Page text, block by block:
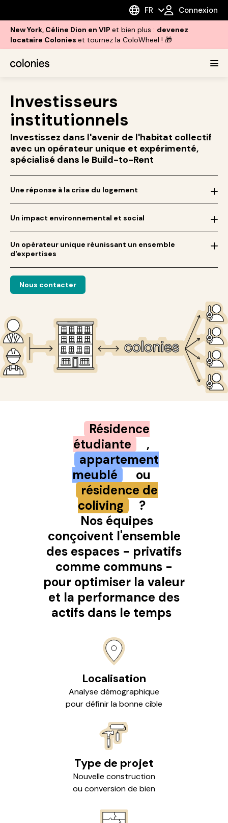
FR Connexion
New York, Céline Dion en VIP et bien plus : devenez
locataire Colonies et tournez la ColoWheel ! 🎁
Investisseurs
institutionnels
Investissez dans l'avenir de l'habitat collectif
avec un opérateur unique et expérimenté,
spécialisé dans le Build-to-Rent
Une réponse à la crise du logement
Donnez accès à de nouvelles solutions de logement en
convertissant des bureaux ou des hôtels en habitations
Un impact environnemental et social
Un opérateur unique réunissant un ensemble
d'expertises
Nous contacter
Résidence
étudiante
,
appartement
meublé
ou
résidence de
coliving
?
Nos équipes
conçoivent l'ensemble
des espaces - privatifs
comme communs -
pour optimiser la valeur
et la performance des
actifs dans le temps
Localisation
Analyse démographique
pour définir la bonne cible
Type de projet
Nouvelle construction
ou conversion de bien